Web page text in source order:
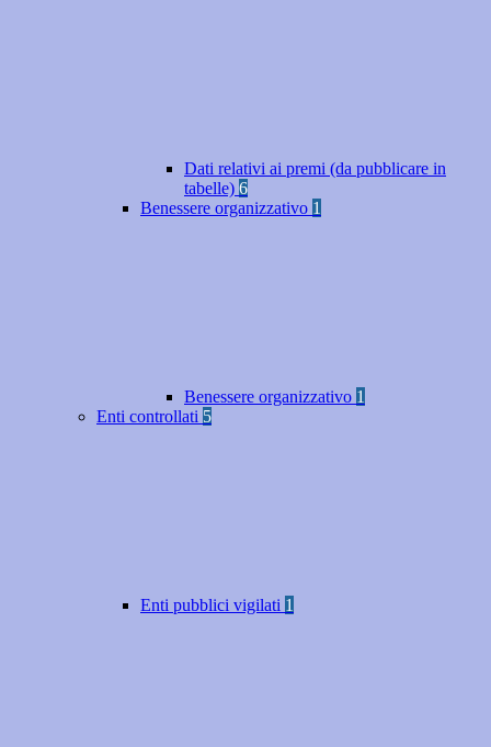
Dati relativi ai premi (da pubblicare in
tabelle) 6
Benessere organizzativo 1
Benessere organizzativo 1
Enti controllati 5
Enti pubblici vigilati 1